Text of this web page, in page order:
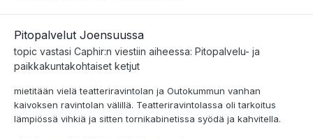
Pitopalvelut Joensuussa
topic vastasi Caphir:n viestiin aiheessa: Pitopalvelu- ja
paikkakuntakohtaiset ketjut
mietitään vielä teatteriravintolan ja Outokummun vanhan
kaivoksen ravintolan välillä. Teatteriravintolassa oli tarkoitus
lämpiössä vihkiä ja sitten tornikabinetissa syödä ja kahvitella.